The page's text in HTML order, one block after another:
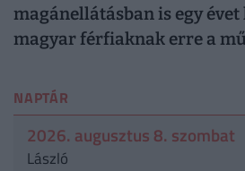
magánellátásban is egy
magyar férfiaknak erre a
NAPTÁR
2026. augusztus 8. szombat
László